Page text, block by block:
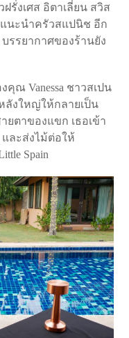
รั่งเศส อิตาเลี่ยน สวิส
นะนำครัวสแปนิช อีก
รรยากาศของร้านยัง
คุณ Vanessa ชาวสเปน
ลังใหญ่ให้กลายเป็น
ยตาของแขก เธอเข้า
ละส่งไม้ต่อให้
Spain